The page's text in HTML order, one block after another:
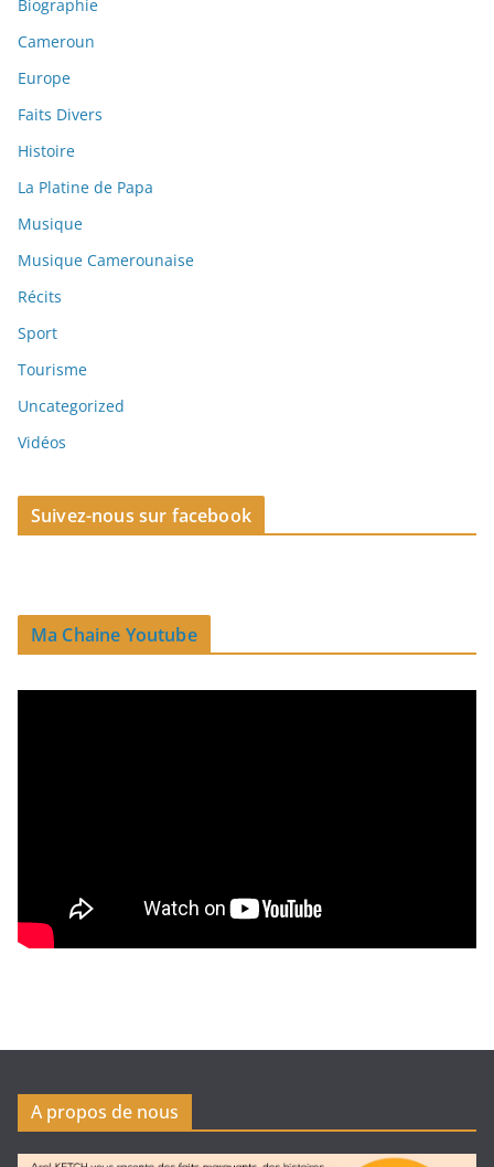
Biographie
Cameroun
Europe
Faits Divers
Histoire
La Platine de Papa
Musique
Musique Camerounaise
Récits
Sport
Tourisme
Uncategorized
Vidéos
Suivez-nous sur facebook
Ma Chaine Youtube
A propos de nous